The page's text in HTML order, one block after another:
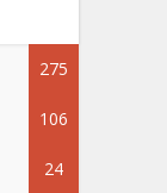
275
106
24